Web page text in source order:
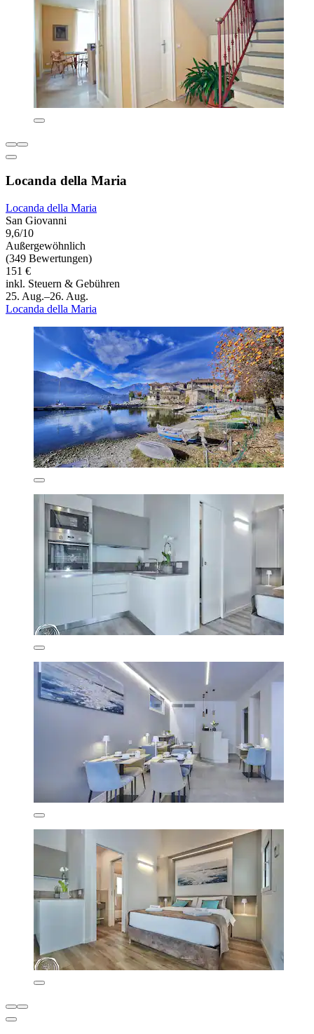
Locanda della Maria
Locanda della Maria
San Giovanni
9,6/10
Außergewöhnlich
(349 Bewertungen)
151 €
inkl. Steuern & Gebühren
25. Aug.–26. Aug.
Locanda della Maria